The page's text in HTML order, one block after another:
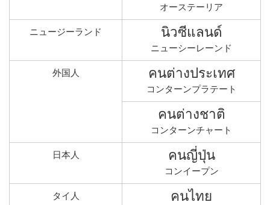
オーステーリア
ニュージーランド นิวซีแลนด์
ニューシーレーンド
外国人 คนต่างประเทศ
コンターンプラテート
คนต่างชาติ
コンターンチャート
日本人 คนญี่ปุ่น
コンイープン
タイ人 คนไทย